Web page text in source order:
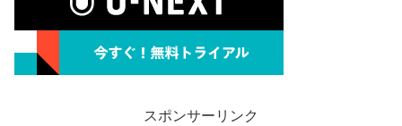
スポンサーリンク